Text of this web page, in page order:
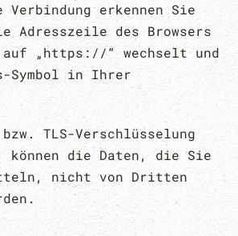
erkennen Sie
Adresszeile des Browsers
„https://“ wechselt und
Symbol in Ihrer
TLS-Verschlüsselung
die Daten, die Sie
nicht von Dritten